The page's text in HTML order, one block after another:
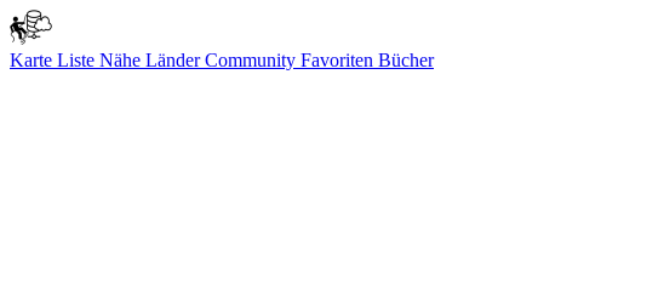
Karte Liste Nähe LänderCommunity Favoriten Bücher